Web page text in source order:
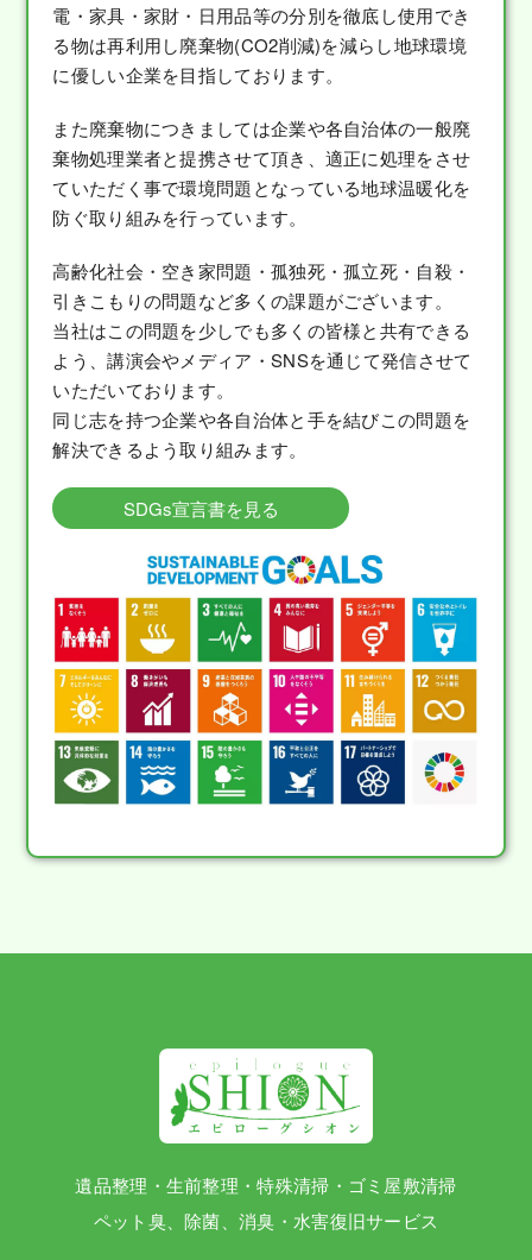
電・家具・家財・日用品等の分別を徹底し使用でき
る物は再利用し廃棄物(CO2削減)を減らし地球環境
に優しい企業を目指しております。
また廃棄物につきましては企業や各自治体の一般廃
棄物処理業者と提携させて頂き、適正に処理をさせ
ていただく事で環境問題となっている地球温暖化を
防ぐ取り組みを行っています。
高齢化社会・空き家問題・孤独死・孤立死・自殺・
引きこもりの問題など多くの課題がございます。
当社はこの問題を少しでも多くの皆様と共有できる
よう、講演会やメディア・SNSを通じて発信させて
いただいております。
同じ志を持つ企業や各自治体と手を結びこの問題を
解決できるよう取り組みます。
SDGs宣言書を見る
遺品整理・生前整理・特殊清掃・ゴミ屋敷清掃
ペット臭、除菌、消臭・水害復旧サービス